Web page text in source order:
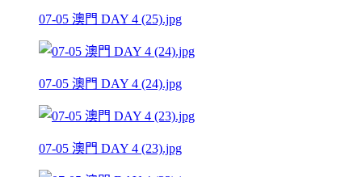
07-05 澳門 DAY 4 (25).jpg
07-05 澳門 DAY 4 (24).jpg
07-05 澳門 DAY 4 (23).jpg